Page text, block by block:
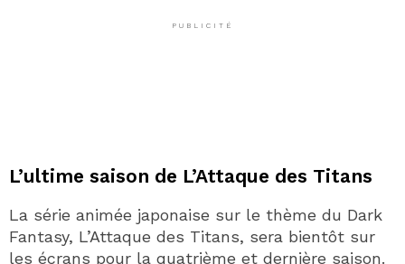
PUBLICITÉ
L’ultime saison de L’Attaque des Titans
La série animée japonaise sur le thème du Dark
Fantasy, L’Attaque des Titans, sera bientôt sur
les écrans pour la quatrième et dernière saison.